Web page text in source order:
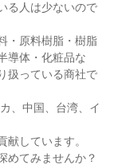
る人は少ないので
・原料樹脂・樹脂
導体・化粧品な
扱っている商社で
、中国、台湾、イ
しています。
めてみませんか？